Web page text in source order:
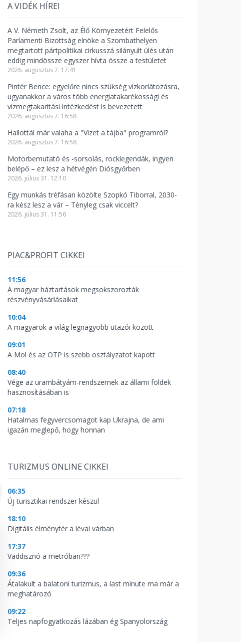
A VIDÉK HÍREI
A V. Németh Zsolt, az Élő Környezetért Felelős
Parlamenti Bizottság elnöke a Szombathelyen
megtartott pártpolitikai cirkusszá silányult ülés után
eddig mindössze egyszer hívta össze a testületet
2026. augusztus 7. 17:41
Pintér Bence: egyelőre nincs szükség vízkorlátozásra,
ugyanakkor a város több energiatakarékossági és
vízmegtakarítási intézkedést is bevezetett
2026. augusztus 7. 16:58
Hallottál már valaha a "Vizet a tájba" programról?
2026. augusztus 7. 16:58
Motorbemutató és -sorsolás, rocklegendák, ingyen
belépő – ez lesz a hétvégén Diósgyőrben
2026. július 31. 12:10
Egy munkás tréfásan közölte Szopkó Tiborral, 2030-
ra kész lesz a vár – Tényleg csak viccelt?
2026. július 31. 11:56
PIAC&PROFIT CIKKEI
11:56
A magyar háztartások megsokszorozták
részvényvásárlásaikat
10:04
A magyarok a világ legnagyobb utazói között
09:01
A Mol és az OTP is szebb osztályzatot kapott
08:40
Vége az urambátyám-rendszernek az állami földek
hasznosításában is
07:18
Hatalmas fegyvercsomagot kap Ukrajna, de ami
igazán meglepő, hogy honnan
TURIZMUS ONLINE CIKKEI
06:35
Új turisztikai rendszer készül
18:10
Digitális élménytér a lévai várban
17:37
Vaddisznó a metróban???
09:36
Átalakult a balatoni turizmus, a last minute ma már a
meghatározó
09:22
Teljes napfogyatkozás lázában ég Spanyolország